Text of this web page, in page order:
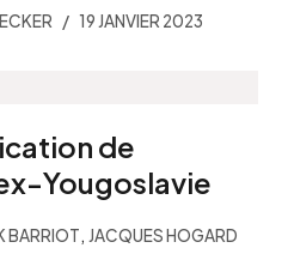
19 JANVIER 2023
de
Yougoslavie
BARRIOT, JACQUES HOGARD